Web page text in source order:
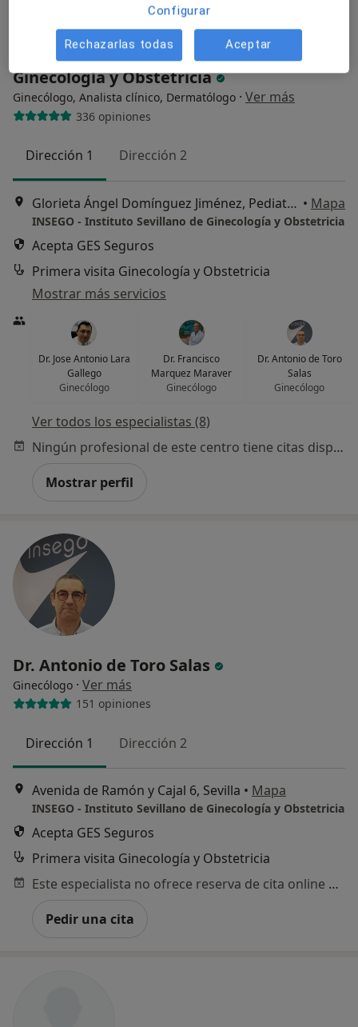
INSEGO - Instituto Sevillano de
Ginecología y Obstetricia
Ginecólogo, Analista clínico, Dermatólogo · Ver más
336 opiniones
Dirección 1 Dirección 2
Glorieta Ángel Domínguez Jiménez, Pediatra, 2 – Castilleja de la Cuesta, Castilleja de la Cuesta • Mapa
INSEGO - Instituto Sevillano de Ginecología y Obstetricia
Acepta GES Seguros
Primera visita Ginecología y Obstetricia
Mostrar más servicios
Dr. Jose Antonio Lara
Gallego
Ginecólogo
Dr. Francisco
Marquez Maraver
Ginecólogo
Dr. Antonio de Toro
Salas
Ginecólogo
Ver todos los especialistas (8)
Ningún profesional de este centro tiene citas disponibles
Mostrar perfil
Dr. Antonio de Toro Salas
Ginecólogo · Ver más
151 opiniones
Dirección 1 Dirección 2
Avenida de Ramón y Cajal 6, Sevilla • Mapa
INSEGO - Instituto Sevillano de Ginecología y Obstetricia
Acepta GES Seguros
Primera visita Ginecología y Obstetricia
Este especialista no ofrece reserva de cita online en esta dirección.
Pedir una cita
Configurar
Rechazarlas todas Aceptar